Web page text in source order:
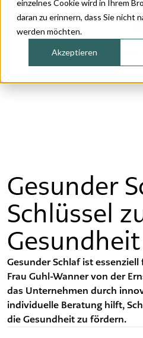
einzelnes Cookie wird in Ihrem
daran zu erinnern, dass Sie nicht
werden möchten.
Akzeptieren
Über uns
Gesunder
Schlüssel
Gesundheit
Gesunder Schlaf ist
Frau Guhl-Wanner von der
das Unternehmen durch
individuelle Beratung hilft,
die Gesundheit zu fördern.